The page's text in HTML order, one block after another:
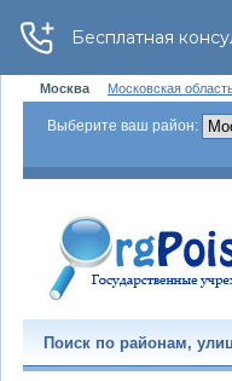
Москва Московская
Выберите ваш район:
Поиск по районам,